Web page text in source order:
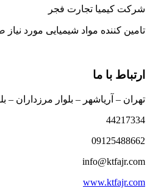
شرکت کیمیا تجارت فجر
تامین کننده مواد شیمیایی مورد نیاز
ارتباط با ما
تهران – آریاشهر – بلوار مرزداران –
44217334
09125488662
info@ktfajr.com
www.ktfajr.com